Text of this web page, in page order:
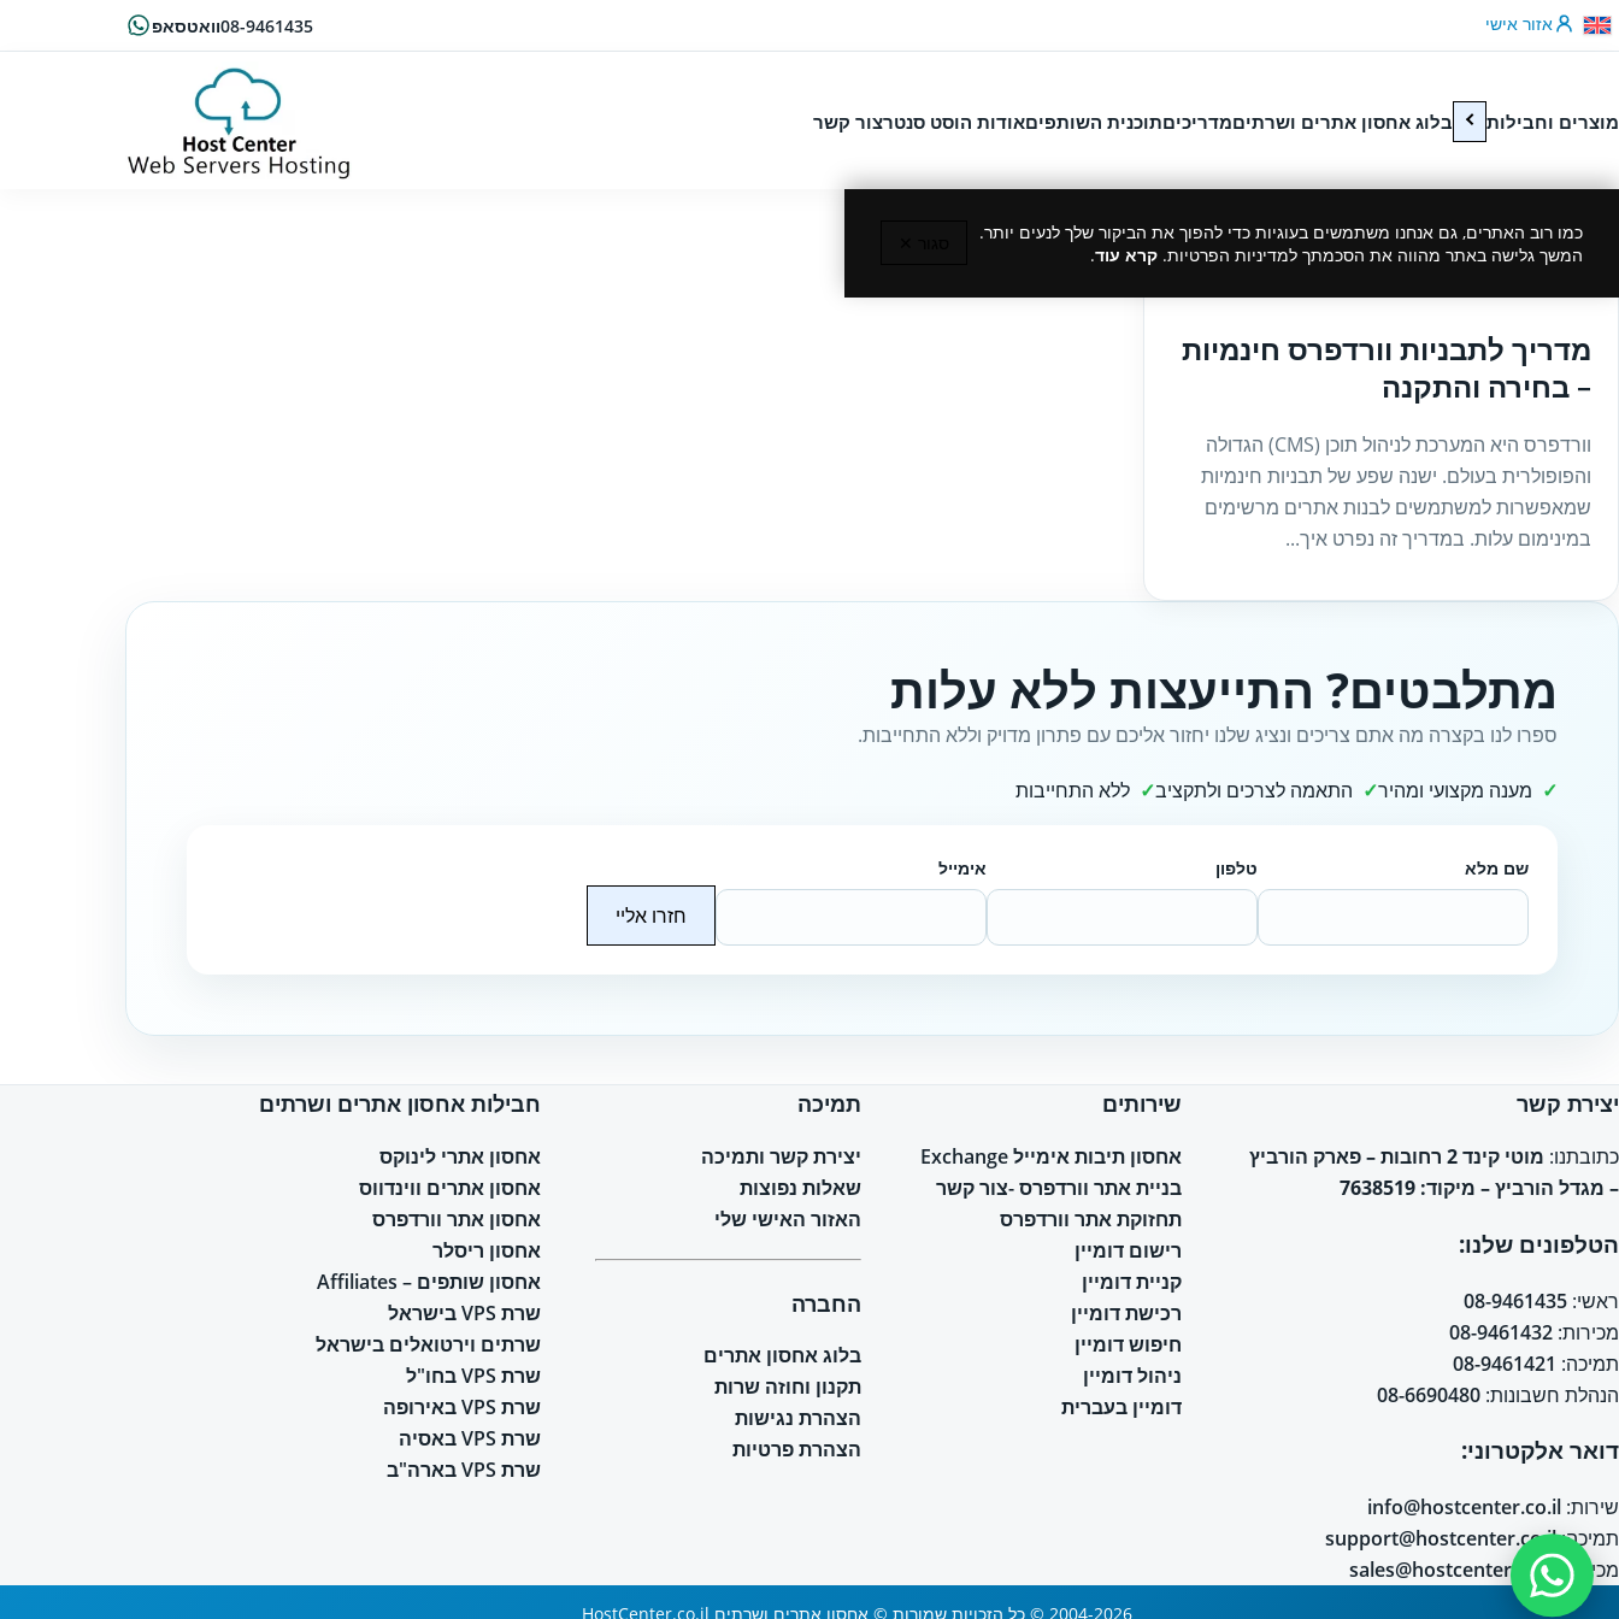
דלג לתוכן 08-9461435וואטסאפ אזור אישי
מוצרים וחבילות בלוג אחסון אתרים ושרתיםמדריכיםתוכנית השותפיםאודות הוסט סנטרצור קשר
כמו רוב האתרים, גם אנחנו משתמשים בעוגיות כדי להפוך את הביקור שלך לנעים יותר.
המשך גלישה באתר מהווה את הסכמתך למדיניות הפרטיות. קרא עוד.
מדריך לתבניות וורדפרס חינמיות
– בחירה והתקנה
וורדפרס היא המערכת לניהול תוכן (CMS) הגדולה
והפופולרית בעולם. ישנה שפע של תבניות חינמיות
שמאפשרות למשתמשים לבנות אתרים מרשימים
במינימום עלות. במדריך זה נפרט איך...
מתלבטים? התייעצות ללא עלות
ספרו לנו בקצרה מה אתם צריכים ונציג שלנו יחזור אליכם עם פתרון מדויק וללא התחייבות.
מענה מקצועי ומהיר התאמה לצרכים ולתקציב ללא התחייבות
שם מלא טלפון אימייל
חזרו אליי
יצירת קשר
כתובתנו:
מוטי קינד 2 רחובות – פארק הורביץ
– מגדל הורביץ – מיקוד: 7638519
הטלפונים שלנו:
ראשי: 08-9461435
מכירות: 08-9461432
תמיכה: 08-9461421
הנהלת חשבונות: 08-6690480
דואר אלקטרוני:
שירות: info@hostcenter.co.il
תמיכה:support@hostcenter.co.il
מכירות: sales@hostcenter.co.il
שירותים
אחסון תיבות אימייל Exchange
בניית אתר וורדפרס -צור קשר
תחזוקת אתר וורדפרס
רישום דומיין
קניית דומיין
רכישת דומיין
חיפוש דומיין
ניהול דומיין
דומיין בעברית
תמיכה
יצירת קשר ותמיכה
שאלות נפוצות
האזור האישי שלי
החברה
בלוג אחסון אתרים
תקנון וחוזה שרות
הצהרת נגישות
הצהרת פרטיות
חבילות אחסון אתרים ושרתים
אחסון אתרי לינוקס
אחסון אתרים ווינדווס
אחסון אתר וורדפרס
אחסון ריסלר
אחסון שותפים – Affiliates
שרת VPS בישראל
שרתים וירטואלים בישראל
שרת VPS בחו"ל
שרת VPS באירופה
שרת VPS באסיה
שרת VPS בארה"ב
2004-2026 © כל הזכויות שמורות © אחסון אתרים ושרתים HostCenter.co.il